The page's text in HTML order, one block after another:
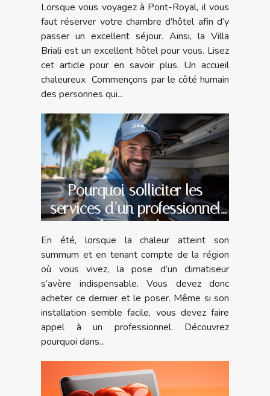
Lorsque vous voyagez à Pont-Royal, il vous
faut réserver votre chambre d’hôtel afin d’y
passer un excellent séjour. Ainsi, la Villa
Briali est un excellent hôtel pour vous. Lisez
cet article pour en savoir plus. Un accueil
chaleureux Commençons par le côté humain
des personnes qui...
Pourquoi solliciter les
services d’un professionnel
pour la pose de votre
climatiseur ?
En été, lorsque la chaleur atteint son
summum et en tenant compte de la région
où vous vivez, la pose d’un climatiseur
s’avère indispensable. Vous devez donc
acheter ce dernier et le poser. Même si son
installation semble facile, vous devez faire
appel à un professionnel. Découvrez
pourquoi dans...